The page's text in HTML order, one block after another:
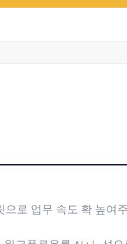
로 업무 속도 확 높여